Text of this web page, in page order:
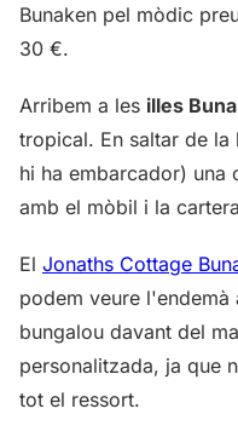
Bunaken pel mòdic
30 €.
Arribem a les illes
tropical. En saltar de
hi ha embarcador) una
amb el mòbil i la
El Jonaths Cottage
podem veure l'endemà
bungalou davant del
personalitzada, ja que
tot el ressort.